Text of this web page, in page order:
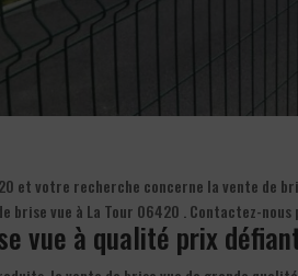
et votre recherche concerne la vente de
brise vue à La Tour 06420 . Contactez-nous
vue à qualité prix